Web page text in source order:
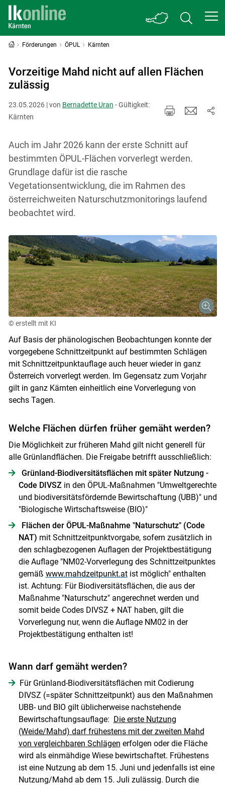
Förderungen ÖPUL Kärnten
Vorzeitige Mahd nicht auf allen Flächen
zulässig
23.05.2026 | von Bernadette Uran - Gültigkeit:
Kärnten
Auch im Jahr 2026 kann der erste Schnitt auf
bestimmten ÖPUL-Flächen vorverlegt werden.
Grundlage dafür ist die rasche
Vegetationsentwicklung, die im Rahmen des
österreichweiten Naturschutzmonitorings laufend
beobachtet wird.
© erstellt mit KI
Auf Basis der phänologischen Beobachtungen konnte der
vorgegebene Schnittzeitpunkt auf bestimmten Schlägen
mit Schnittzeitpunktauflage auch heuer wieder in ganz
Österreich vorverlegt werden. Im Gegensatz zum Vorjahr
gilt in ganz Kärnten einheitlich eine Vorverlegung von
sechs Tagen.
Welche Flächen dürfen früher gemäht werden?
Die Möglichkeit zur früheren Mahd gilt nicht generell für
alle Grünlandflächen. Die Freigabe betrifft ausschließlich:
Grünland-Biodiversitätsflächen mit später Nutzung -
Code DIVSZ in den ÖPUL-Maßnahmen "Umweltgerechte
und biodiversitätsfördernde Bewirtschaftung (UBB)" und
"Biologische Wirtschaftsweise (BIO)"
Flächen der ÖPUL-Maßnahme "Naturschutz" (Code
NAT) mit Schnittzeitpunktvorgabe, sofern zusätzlich in
den schlagbezogenen Auflagen der Projektbestätigung
die Auflage "NM02-Vorverlegung des Schnittzeitpunktes
gemäß www.mahdzeitpunkt.atist möglich" enthalten
ist. Achtung: Für Biodiversitätsflächen, die aus der
Maßnahme "Naturschutz" angerechnet werden und
somit beide Codes DIVSZ + NAT haben, gilt die
Vorverlegung nur, wenn die Auflage NM02 in der
Projektbestätigung enthalten ist!
Wann darf gemäht werden?
Für Grünland-Biodiversitätsflächen mit Codierung
DIVSZ (=später Schnittzeitpunkt) aus den Maßnahmen
UBB- und BIO gilt üblicherweise nachstehende
Bewirtschaftungsauflage: Die erste Nutzung
(Weide/Mahd) darf frühestens mit der zweiten Mahd
von vergleichbaren Schlägen erfolgen oder die Fläche
wird als einmähdige Wiese bewirtschaftet. Frühestens
ist eine Nutzung ab dem 15. Juni und jedenfalls ist eine
Nutzung/Mahd ab dem 15. Juli zulässig. Durch die